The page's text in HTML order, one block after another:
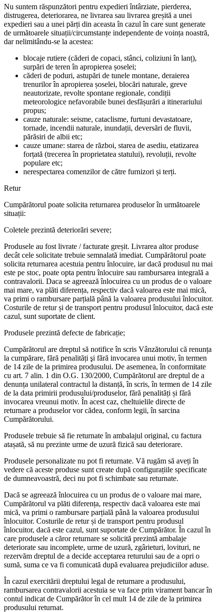
Nu suntem răspunzători pentru expedieri întârziate, pierderea,
distrugerea, deteriorarea, ne livrarea sau livrarea greșită a unei
expedieri sau a unei părți din aceasta în cazul în care sunt generate
de următoarele situații/circumstanțe independente de voința noastră,
dar nelimitându-se la acestea:
blocaje rutiere (căderi de copaci, stânci, coliziuni în lanț),
surpări de teren în apropierea șoselei;
căderi de poduri, astupări de tunele montane, deraierea
trenurilor în apropierea șoselei, blocări naturale, greve
neautorizate, revolte spontane regionale, condiții
meteorologice nefavorabile bunei desfășurări a itinerariului
propus;
cauze naturale: seisme, cataclisme, furtuni devastatoare,
tornade, incendii naturale, inundații, deversări de fluvii,
părăsiri de albii etc;
cauze umane: starea de război, starea de asediu, etatizarea
forțată (trecerea în proprietatea statului), revoluții, revolte
populare etc;
nerespectarea comenzilor de către furnizori și terți.
Retur
Cumpărătorul poate solicita returnarea produselor în următoarele
situații:
Coletele prezintă deteriorări severe;
Produsele au fost livrate / facturate greșit. Livrarea altor produse
decât cele solicitate trebuie semnalată imediat. Cumpărătorul poate
solicita returnarea acestuia pentru înlocuire, iar dacă produsul nu mai
este pe stoc, poate opta pentru înlocuire sau rambursarea integrală a
contravalorii. Daca se agreează înlocuirea cu un produs de o valoare
mai mare, va plăti diferența, respectiv dacă valoarea este mai mică,
va primi o rambursare parțială până la valoarea produsului înlocuitor.
Costurile de retur și de transport pentru produsul înlocuitor, dacă este
cazul, sunt suportate de client.
Produsele prezintă defecte de fabricație;
Cumpărătorul are dreptul să notifice în scris Vânzătorului că renunța
la cumpărare, fără penalități şi fără invocarea unui motiv, în termen
de 14 zile de la primirea produsului. De asemenea, în conformitate
cu art. 7 alin. 1 din O.G. 130/2000, Cumpărătorul are dreptul de a
denunța unilateral contractul la distanță, în scris, în termen de 14 zile
de la data primirii produsului/produselor, fără penalități și fără
invocarea vreunui motiv. În acest caz, cheltuielile directe de
returnare a produselor vor cădea, conform legii, în sarcina
Cumpărătorului.
Produsele trebuie să fie returnate în ambalajul original, cu factura
atașată, să nu prezinte urme de uzură fizică sau deteriorare.
Produsele personalizate nu pot fi returnate. Vă rugăm să aveți în
vedere că aceste produse sunt create după configurațiile specificate
de dumneavoastră, deci nu pot fi schimbate sau returnate.
Dacă se agreează înlocuirea cu un produs de o valoare mai mare,
Cumpărătorul va plăti diferența, respectiv dacă valoarea este mai
mică, va primi o rambursare parțială până la valoarea produsului
înlocuitor. Costurile de retur și de transport pentru produsul
înlocuitor, dacă este cazul, sunt suportate de Cumpărător. În cazul în
care produsele a căror returnare se solicită prezintă ambalaje
deteriorate sau incomplete, urme de uzură, zgârieturi, lovituri, ne
rezervăm dreptul de a decide acceptarea returului sau de a opri o
sumă, suma ce va fi comunicată după evaluarea prejudiciilor aduse.
În cazul exercitării dreptului legal de returnare a produsului,
rambursarea contravalorii acestuia se va face prin virament bancar în
contul indicat de Cumpărător în cel mult 14 de zile de la primirea
produsului returnat.